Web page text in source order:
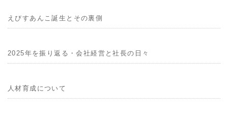
えびすあんこ誕生とその裏側
2025年を振り返る・会社経営と社長の日々
人材育成について